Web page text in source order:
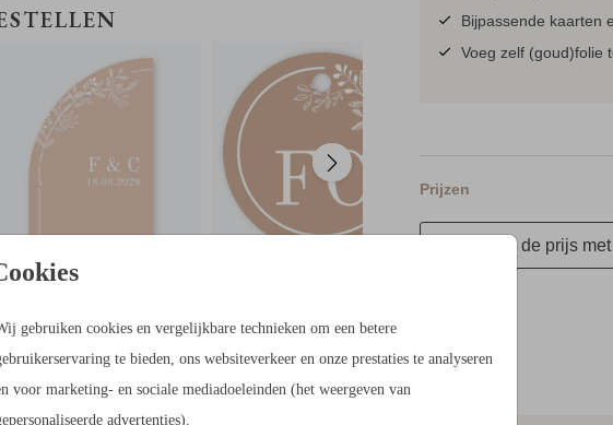
gebruiken cookies en vergelijkbare technieken om een betere
te bieden, ons websiteverkeer en onze prestaties te analyseren
voor marketing- en sociale mediadoeleinden (het weergeven van
advertenties).
Bijpassende kaarten
Voeg zelf (goud)folie
Prijzen
Bereken de prijs